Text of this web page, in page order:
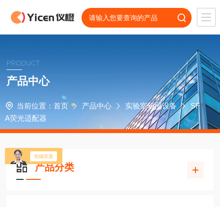
PRODUCT
产品中心
当前位置： 首页 产品中心 实验室辐照设备
SF
A荧光适配器
产品分类